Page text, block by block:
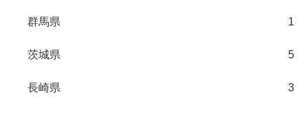
群馬県 1
茨城県 5
長崎県 3